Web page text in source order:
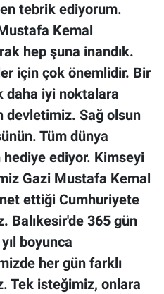
tebrik ediyorum.
Kemal
hep şuna inandık.
için çok önemlidir. Bir
daha iyi noktalara
devletimiz. Sağ olsun
Tüm dünya
ediyor. Kimseyi
Gazi Mustafa Kemal
ettiği Cumhuriyete
Balıkesir'de 365 gün
boyunca
her gün farklı
Tek isteğimiz, onlara